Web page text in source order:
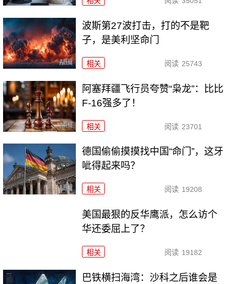
波斯第27波打击，打的不是靶
子，是美利坚命门
相关 阅读 25743
阿塞拜疆飞行员夸赞“枭龙”：比比
F-16强多了！
相关 阅读 23701
德国偷偷摸摸找中国“命门”，这牙
呲得起来吗？
相关 阅读 19208
美国最狠的反华鹰派，怎么访个
华还委屈上了？
相关 阅读 19182
巴铁横扫海湾：沙科之后谁会是